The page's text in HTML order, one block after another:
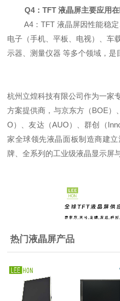
Q4：TFT 液晶屏主要应用在
A4：TFT 液晶屏因性能稳
电子（手机、平板、电视）、车
示器、测量仪器 等多个领域，是
杭州立煌科技有限公司作为一家
方案提供商，与京东方（BOE）
O）、友达（AUO）、群创（
家全球领先液晶面板制造商建
牌、全系列的工业级液晶显示屏
热门液晶屏产品